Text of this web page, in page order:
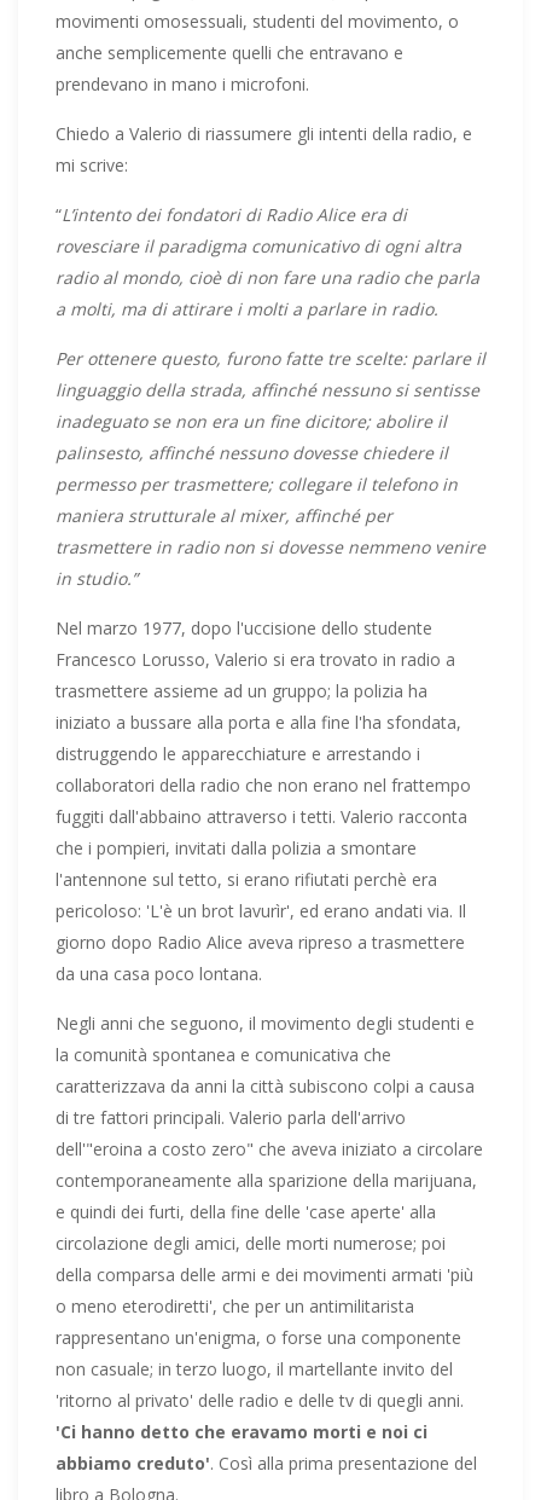
movimenti omosessuali, studenti del movimento, o
anche semplicemente quelli che entravano e
prendevano in mano i microfoni.
Chiedo a Valerio di riassumere gli intenti della radio, e
mi scrive:
“L’intento dei fondatori di Radio Alice era di
rovesciare il paradigma comunicativo di ogni altra
radio al mondo, cioè di non fare una radio che parla
a molti, ma di attirare i molti a parlare in radio.
Per ottenere questo, furono fatte tre scelte: parlare il
linguaggio della strada, affinché nessuno si sentisse
inadeguato se non era un fine dicitore; abolire il
palinsesto, affinché nessuno dovesse chiedere il
permesso per trasmettere; collegare il telefono in
maniera strutturale al mixer, affinché per
trasmettere in radio non si dovesse nemmeno venire
in studio.”
Nel marzo 1977, dopo l'uccisione dello studente
Francesco Lorusso, Valerio si era trovato in radio a
trasmettere assieme ad un gruppo; la polizia ha
iniziato a bussare alla porta e alla fine l'ha sfondata,
distruggendo le apparecchiature e arrestando i
collaboratori della radio che non erano nel frattempo
fuggiti dall'abbaino attraverso i tetti. Valerio racconta
che i pompieri, invitati dalla polizia a smontare
l'antennone sul tetto, si erano rifiutati perchè era
pericoloso: 'L'è un brot lavurìr', ed erano andati via. Il
giorno dopo Radio Alice aveva ripreso a trasmettere
da una casa poco lontana.
Negli anni che seguono, il movimento degli studenti e
la comunità spontanea e comunicativa che
caratterizzava da anni la città subiscono colpi a causa
di tre fattori principali. Valerio parla dell'arrivo
dell'"eroina a costo zero" che aveva iniziato a circolare
contemporaneamente alla sparizione della marijuana,
e quindi dei furti, della fine delle 'case aperte' alla
circolazione degli amici, delle morti numerose; poi
della comparsa delle armi e dei movimenti armati 'più
o meno eterodiretti', che per un antimilitarista
rappresentano un'enigma, o forse una componente
non casuale; in terzo luogo, il martellante invito del
'ritorno al privato' delle radio e delle tv di quegli anni.
'Ci hanno detto che eravamo morti e noi ci
abbiamo creduto'. Così alla prima presentazione del
libro a Bologna.